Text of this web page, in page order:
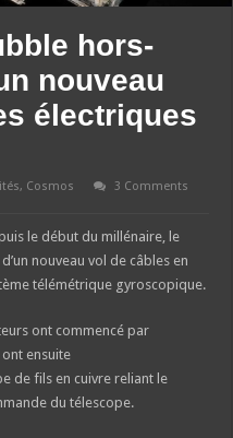
hors-
nouveau
électriques
, Cosmos
3 Comments
le début du millénaire, le
nouveau vol de câbles en
télémétrique gyroscopique.
ont commencé par
ensuite
de fils en cuivre reliant le
du télescope.